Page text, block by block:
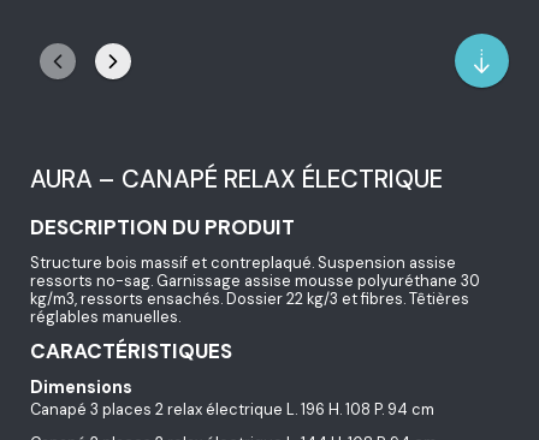
AURA – CANAPÉ RELAX ÉLECTRIQUE
DESCRIPTION DU PRODUIT
Structure bois massif et contreplaqué. Suspension assise
ressorts no-sag. Garnissage assise mousse polyuréthane 30
kg/m3, ressorts ensachés. Dossier 22 kg/3 et fibres. Têtières
réglables manuelles.
CARACTÉRISTIQUES
Dimensions
Canapé 3 places 2 relax électrique L. 196 H. 108 P. 94 cm